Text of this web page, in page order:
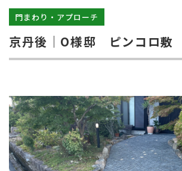
門まわり・アプローチ
京丹後｜O様邸 ピンコロ敷